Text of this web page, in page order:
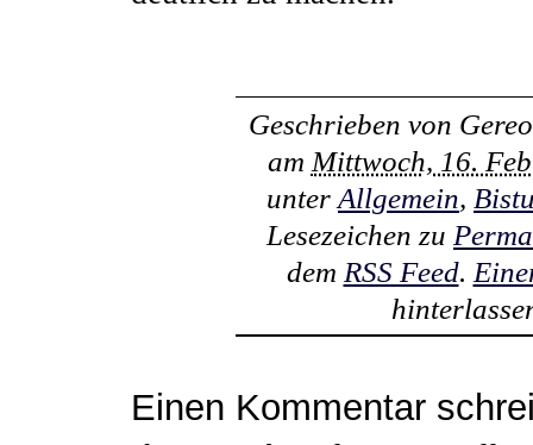
Geschrieben von
am Mittwoch, 16.
unter Allgemein,
Lesezeichen zu
dem RSS Feed.
Einen Kommentar